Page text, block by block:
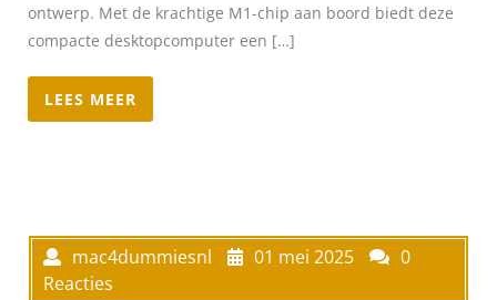
ontwerp. Met de krachtige M1-chip aan boord biedt deze
compacte desktopcomputer een […]
LEES MEER
mac4dummiesnl 01 mei 2025
0
Reacties